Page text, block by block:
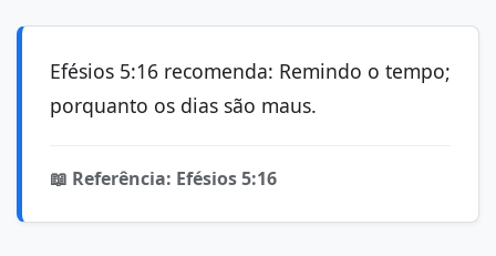
Efésios 5:16 recomenda: Remindo o tempo;
porquanto os dias são maus.
📖 Referência: Efésios 5:16